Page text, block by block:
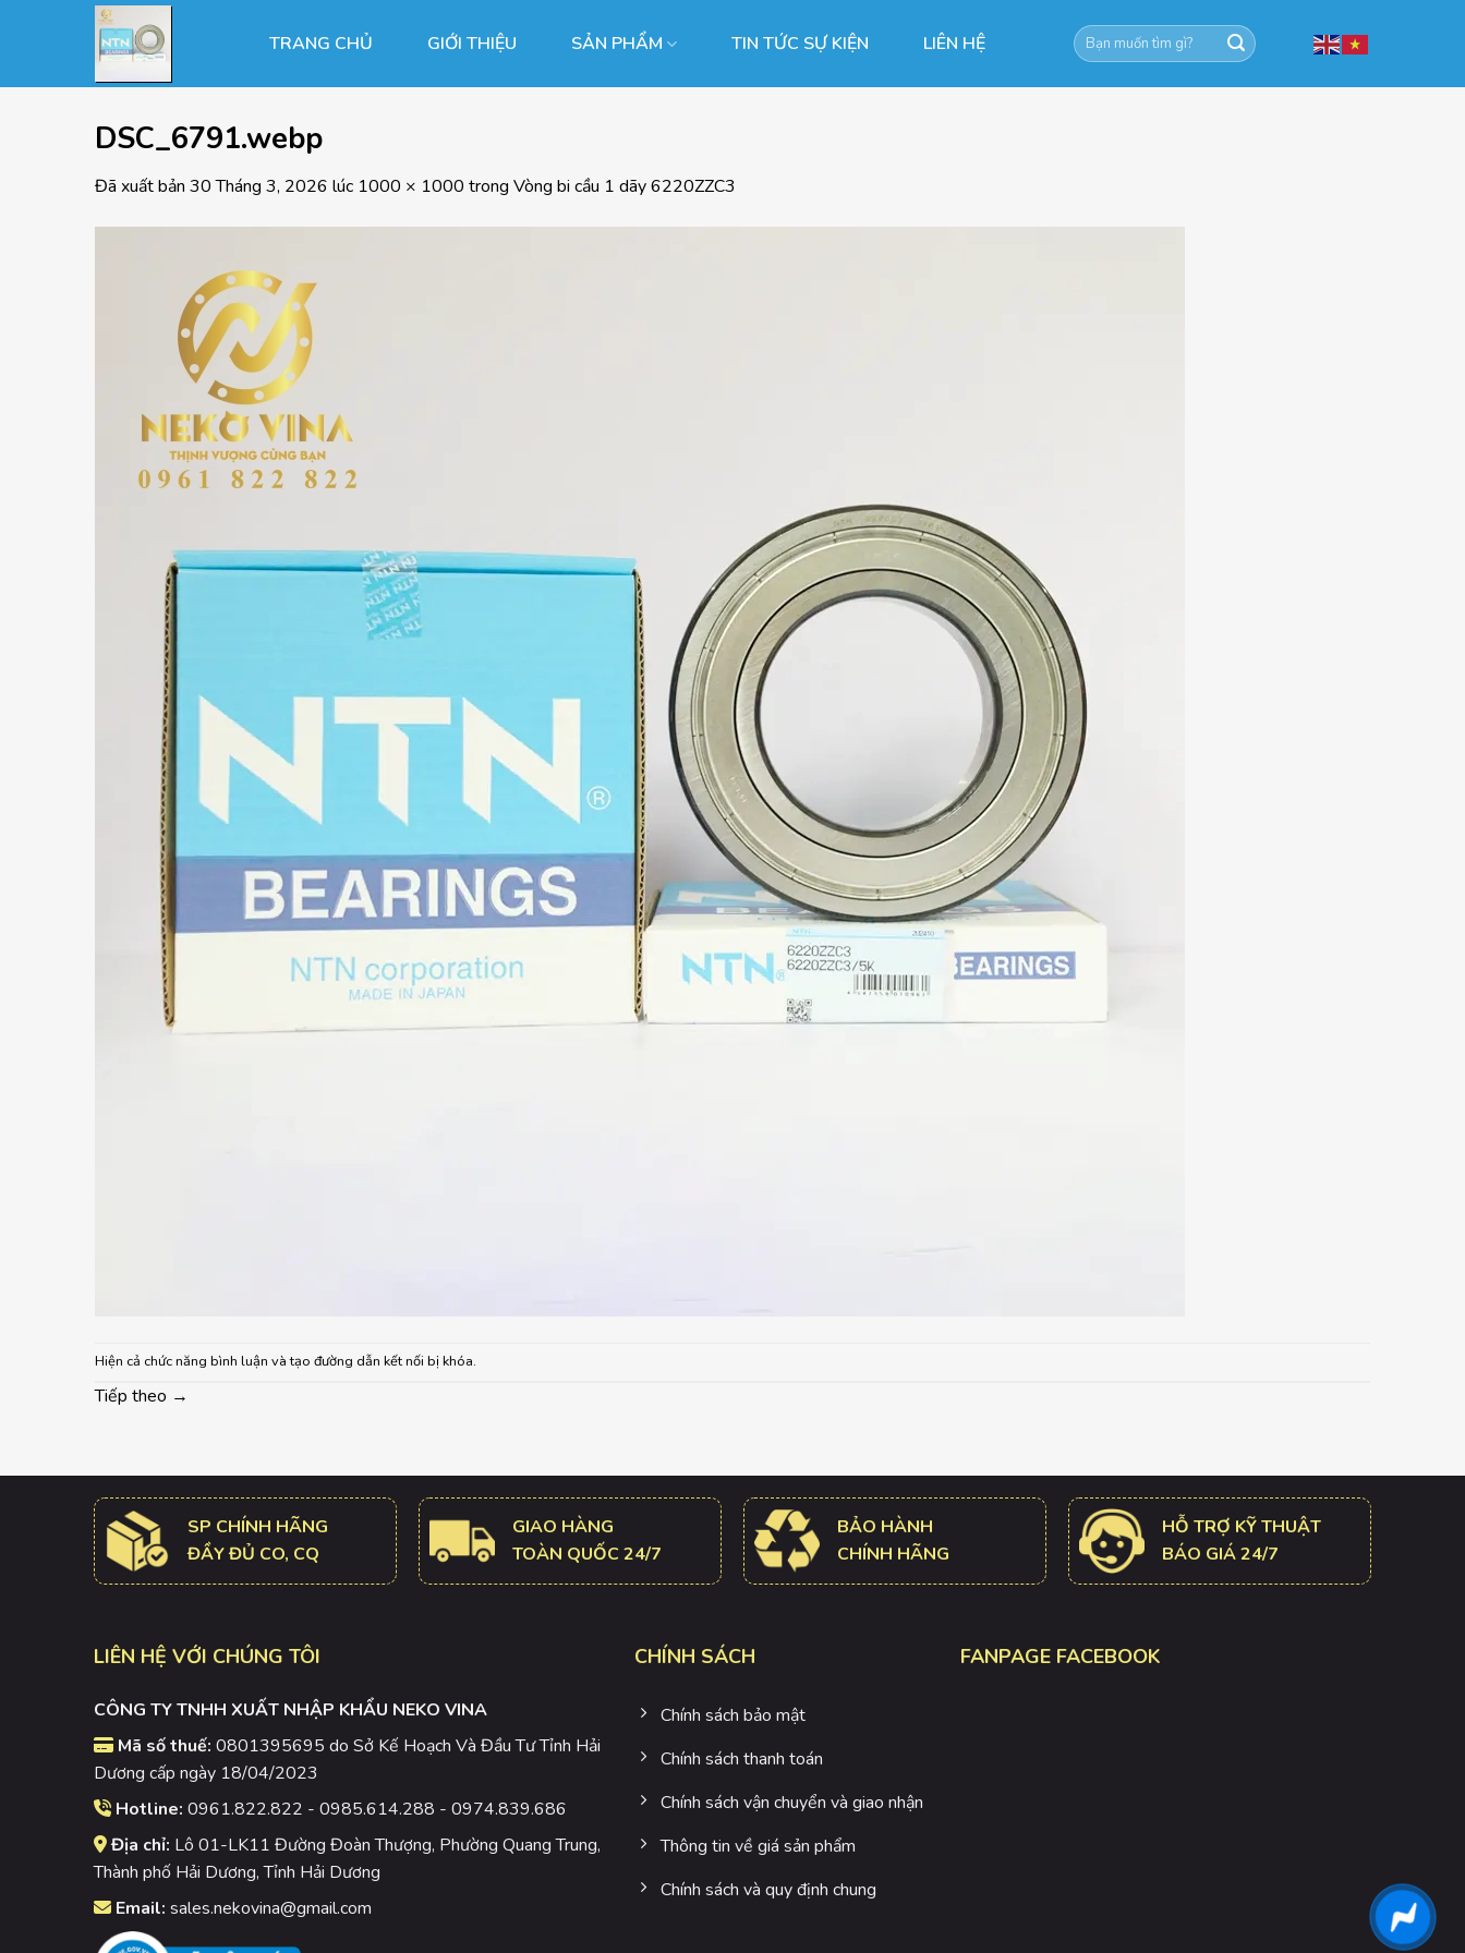
dung
TRANG CHỦ GIỚI THIỆU SẢN PHẨM TIN TỨC SỰ KIỆN LIÊN HỆ
Tìm
kiếm:
DSC_6791.webp
Đã xuất bản 30 Tháng 3, 2026 lúc 1000 × 1000 trong Vòng bi cầu 1 dãy 6220ZZC3
Hiện cả chức năng bình luận và tạo đường dẫn kết nối bị khóa.
Tiếp theo →
SP CHÍNH HÃNG
ĐẦY ĐỦ CO, CQ
GIAO HÀNG
TOÀN QUỐC 24/7
BẢO HÀNH
CHÍNH HÃNG
HỖ TRỢ KỸ THUẬT
BÁO GIÁ 24/7
LIÊN HỆ VỚI CHÚNG TÔI
CÔNG TY TNHH XUẤT NHẬP KHẨU NEKO VINA
Mã số thuế: 0801395695 do Sở Kế Hoạch Và Đầu Tư Tỉnh Hải
Dương cấp ngày 18/04/2023
Hotline: 0961.822.822 - 0985.614.288 - 0974.839.686
Địa chỉ: Lô 01-LK11 Đường Đoàn Thượng, Phường Quang Trung,
Thành phố Hải Dương, Tỉnh Hải Dương
Email: sales.nekovina@gmail.com
CHÍNH SÁCH
Chính sách bảo mật
Chính sách thanh toán
Chính sách vận chuyển và giao nhận
Thông tin về giá sản phẩm
Chính sách và quy định chung
FANPAGE FACEBOOK